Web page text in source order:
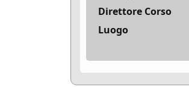
Direttore Corso
Luogo